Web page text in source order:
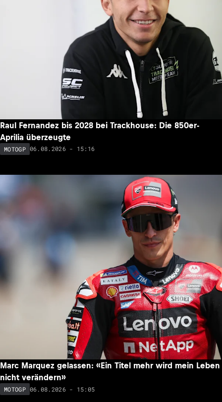
Raul Fernandez bis 2028 bei Trackhouse: Die 850er-
Aprilia überzeugte
MOTOGP 06.08.2026 - 15:16
Marc Marquez gelassen: «Ein Titel mehr wird mein Leben
nicht verändern»
MOTOGP 06.08.2026 - 15:05